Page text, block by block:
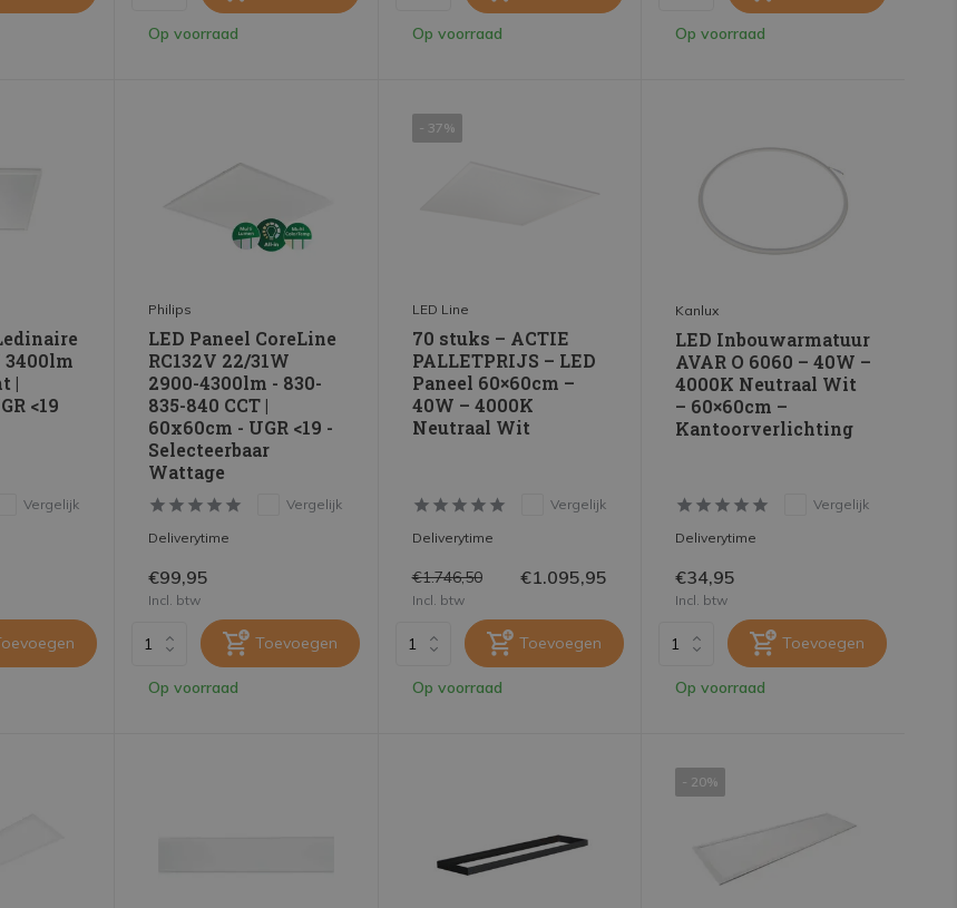
Op voorraad Op voorraad Op voorraad
3400lm
|
<19
Vergelijk
Philips
LED Paneel CoreLine
RC132V 22/31W
2900-4300lm - 830-
835-840 CCT |
60x60cm - UGR <19 -
Selecteerbaar
Wattage
Vergelijk
Deliverytime
€99,95
Incl. btw
Toevoegen
Op voorraad
- 37%
LED Line
70 stuks – ACTIE
PALLETPRIJS – LED
Paneel 60×60cm –
40W – 4000K
Neutraal Wit
Vergelijk
Deliverytime
€1.746,50 €1.095,95
Incl. btw
Toevoegen
Op voorraad
Kanlux
LED Inbouwarmatuur
AVAR O 6060 – 40W –
4000K Neutraal Wit
– 60×60cm –
Kantoorverlichting
Vergelijk
Deliverytime
€34,95
Incl. btw
Toevoegen
Op voorraad
- 20%